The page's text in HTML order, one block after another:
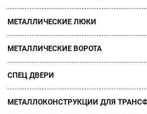
МЕТАЛЛИЧЕСКИЕ ЛЮКИ
МЕТАЛЛИЧЕСКИЕ ВОРОТА
СПЕЦ ДВЕРИ
МЕТАЛЛОКОНСТРУКЦИИ ДЛЯ